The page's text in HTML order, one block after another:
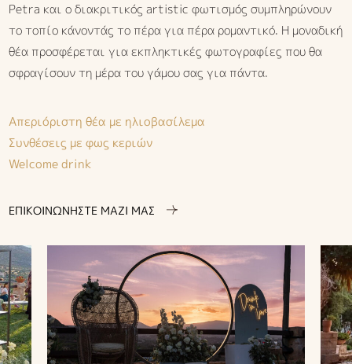
Petra και ο διακριτικός artistic φωτισμός συμπληρώνουν
το τοπίο κάνοντάς το πέρα για πέρα ρομαντικό. Η μοναδική
θέα προσφέρεται για εκπληκτικές φωτογραφίες που θα
σφραγίσουν τη μέρα του γάμου σας για πάντα.
Απεριόριστη θέα με ηλιοβασίλεμα
Συνθέσεις με φως κεριών
Welcome drink
ΕΠΙΚΟΙΝΩΝΗΣΤΕ ΜΑΖΙ ΜΑΣ